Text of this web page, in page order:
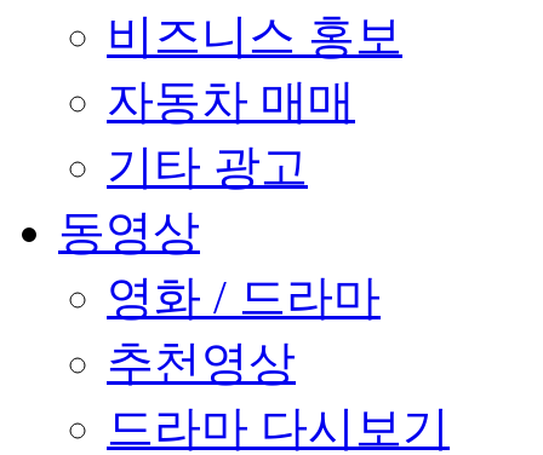
비즈니스 홍보
자동차 매매
기타 광고
동영상
영화 / 드라마
추천영상
드라마 다시보기